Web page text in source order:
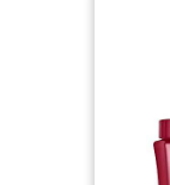
l'eau